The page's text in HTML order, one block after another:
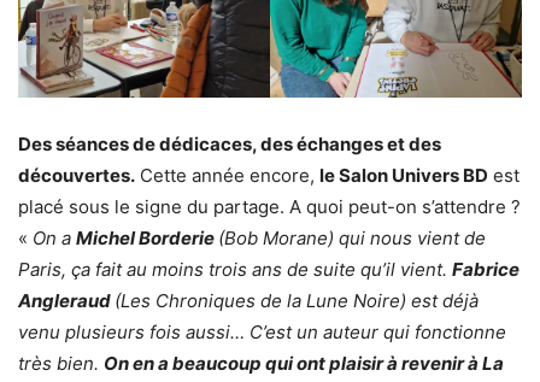
Des séances de dédicaces, des échanges et des
découvertes. Cette année encore, le Salon Univers BD est
placé sous le signe du partage. A quoi peut-on s’attendre ?
« On a Michel Borderie (Bob Morane) qui nous vient de
Paris, ça fait au moins trois ans de suite qu’il vient. Fabrice
Angleraud (Les Chroniques de la Lune Noire) est déjà
venu plusieurs fois aussi… C’est un auteur qui fonctionne
très bien. On en a beaucoup qui ont plaisir à revenir à La